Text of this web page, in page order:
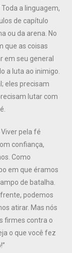
Toda a linguagem,
de capítulo
ou da arena. No
que as coisas
em seu general
a luta ao inimigo.
eles precisam
lutar com
pela fé
confiança,
Como
em que éramos
de batalha.
podemos
atirar. Mas nós
firmes contra o
o que você fez